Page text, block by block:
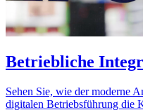
Betriebliche
Sehen Sie, wie der moderne
digitalen Betriebsführung die